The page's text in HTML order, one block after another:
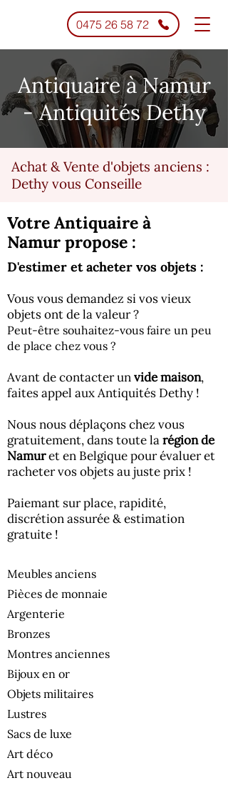
0475 26 58 72
Antiquaire à Namur
- Antiquités Dethy
Achat & Vente d'objets anciens :
Dethy vous Conseille
Votre Antiquaire à
Namur propose :
D'estimer et acheter vos objets :
Vous vous demandez si vos vieux
objets ont de la valeur ?
Peut-être souhaitez-vous faire un peu
de place chez vous ?
Avant de contacter unvide maison,
faites appel aux Antiquités Dethy !
Nous nous déplaçons chez vous
gratuitement,dans toute larégion de
Namuret en Belgique pour évaluer et
racheter vos objets au juste prix !
Paiemant sur place, rapidité,
discrétion assurée & estimation
gratuite !
Meubles anciens
Pièces de monnaie
Argenterie
Bronzes
Montres anciennes
Bijoux en or
Objets militaires
Lustres
Sacs de luxe
Art déco
Art nouveau